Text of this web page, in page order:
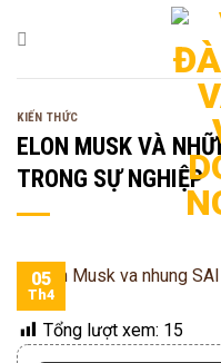
qua
KIẾN THỨC
ELON MUSK VÀ
TRONG SỰ NGHIỆP
05
Th4
Tổng lượt xem: 15